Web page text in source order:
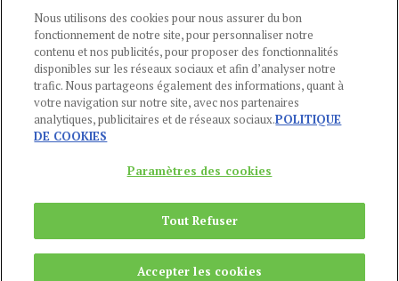
CGU-POLITIQUE DE CONFIDENTIALITÉ -POLITIQUE DES COOKIES
MENTIONS LÉGALES -AIDE
CONTACT
01 44 59 91 11
Du Lundi au Vendredi, 9h-13h et 14h-17h
Copyright © 2024Publications Agora
Nous utilisons des cookies pour nous assurer du bon
fonctionnement de notre site, pour personnaliser notre
contenu et nos publicités, pour proposer des fonctionnalités
disponibles sur les réseaux sociaux et afin d’analyser notre
trafic. Nous partageons également des informations, quant à
votre navigation sur notre site, avec nos partenaires
analytiques, publicitaires et de réseaux sociaux.POLITIQUE
DE COOKIES
Paramètres des cookies
Tout Refuser
Accepter les cookies